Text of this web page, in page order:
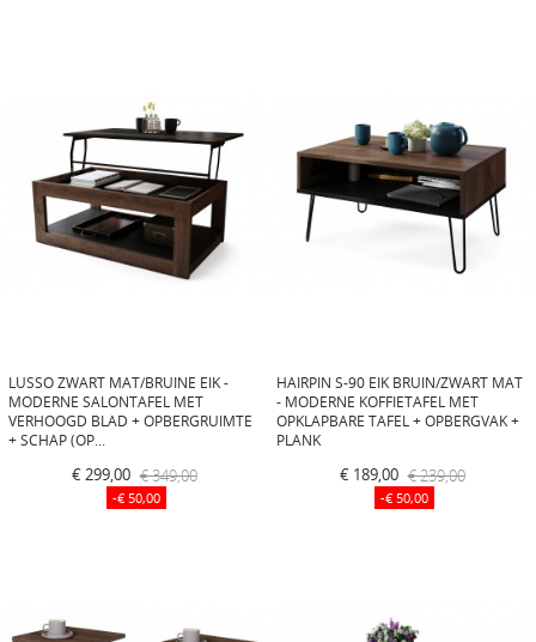
LUSSO ZWART MAT/BRUINE EIK -
MODERNE SALONTAFEL MET
VERHOOGD BLAD + OPBERGRUIMTE
+ SCHAP (OP...
€ 299,00 € 349,00
-€ 50,00
HAIRPIN S-90 EIK BRUIN/ZWART MAT
- MODERNE KOFFIETAFEL MET
OPKLAPBARE TAFEL + OPBERGVAK +
PLANK
€ 189,00 € 239,00
-€ 50,00